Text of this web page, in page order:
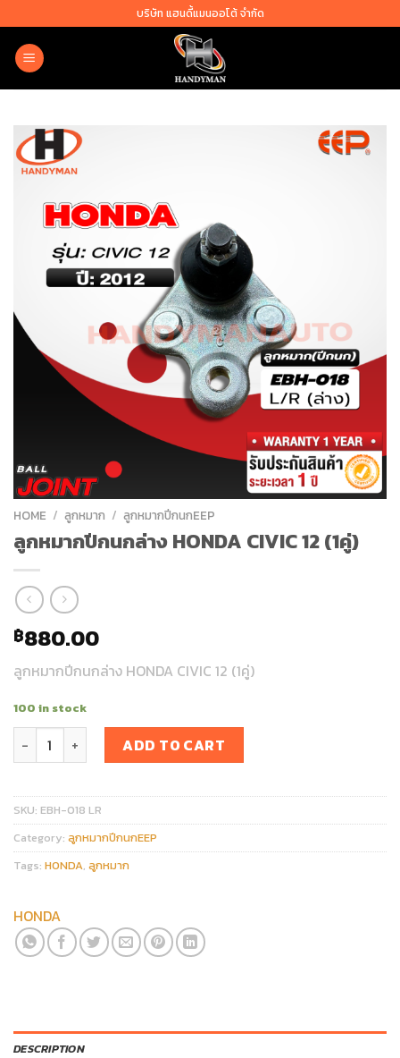
to
content
บริษัท แฮนดี้แมนออโต้ จำกัด
HOME / ลูกหมาก / ลูกหมากปีกนกEEP
ลูกหมากปีกนกล่าง HONDA CIVIC 12 (1คู่)
฿880.00
ลูกหมากปีกนกล่าง HONDA CIVIC 12 (1คู่)
100 in stock
ลูกหมากปีกนกล่าง HONDA CIVIC 12 (1คู่) quantity
ADD TO CART
SKU: EBH-018 LR
Category: ลูกหมากปีกนกEEP
Tags: HONDA, ลูกหมาก
HONDA
DESCRIPTION